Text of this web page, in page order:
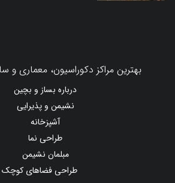
بهترین مراکز دکوراسیون، معماری و
درباره بساز و بچین
نشیمن و پذیرایی
آشپزخانه
طراحی نما
مبلمان نشیمن
طراحی فضاهای کوچک